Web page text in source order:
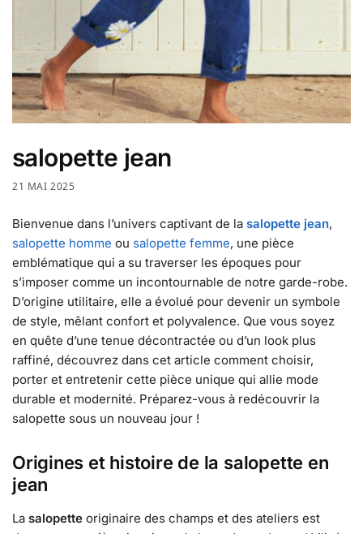
salopette jean
21 MAI 2025
Bienvenue dans l’univers captivant de la salopette jean,
salopette homme ou salopette femme, une pièce
emblématique qui a su traverser les époques pour
s’imposer comme un incontournable de notre garde-robe.
D’origine utilitaire, elle a évolué pour devenir un symbole
de style, mêlant confort et polyvalence. Que vous soyez
en quête d’une tenue décontractée ou d’un look plus
raffiné, découvrez dans cet article comment choisir,
porter et entretenir cette pièce unique qui allie mode
durable et modernité. Préparez-vous à redécouvrir la
salopette sous un nouveau jour !
Origines et histoire de la salopette en
jean
La salopette originaire des champs et des ateliers est